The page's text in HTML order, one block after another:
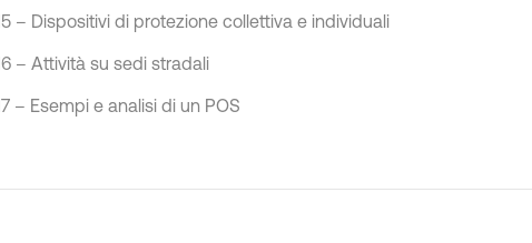
– Dispositivi di protezione collettiva e individuali
– Attività su sedi stradali
– Esempi e analisi di un POS